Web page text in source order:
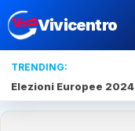
Vivicentro
TRENDING:
Elezioni Europee 2024